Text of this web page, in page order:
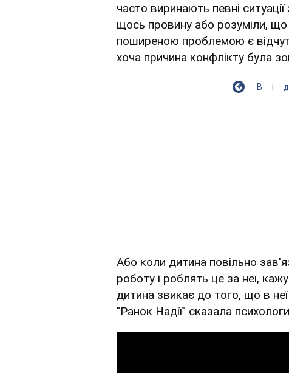
часто виринають певні
щось провину або розуміли,
поширеною проблемою є
хоча причина конфлікту була
Або коли дитина повільно
роботу і роблять це за неї,
дитина звикає до того, що в
"Ранок Надії" сказала